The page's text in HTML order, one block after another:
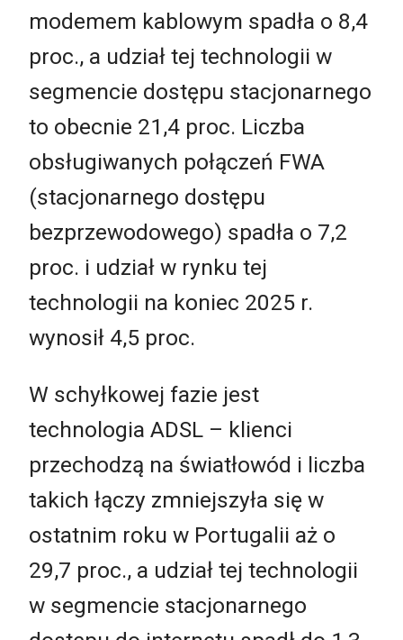
modemem kablowym spadła o 8,4
proc., a udział tej technologii w
segmencie dostępu stacjonarnego
to obecnie 21,4 proc. Liczba
obsługiwanych połączeń FWA
(stacjonarnego dostępu
bezprzewodowego) spadła o 7,2
proc. i udział w rynku tej
technologii na koniec 2025 r.
wynosił 4,5 proc.
W schyłkowej fazie jest
technologia ADSL – klienci
przechodzą na światłowód i liczba
takich łączy zmniejszyła się w
ostatnim roku w Portugalii aż o
29,7 proc., a udział tej technologii
w segmencie stacjonarnego